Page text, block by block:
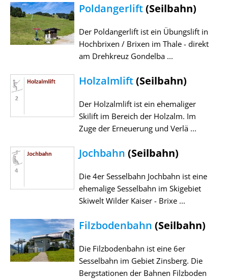
Poldangerlift(Seilbahn)
Der Poldangerlift ist ein Übungslift in
Hochbrixen / Brixen im Thale - direkt
am Drehkreuz Gondelba ...
Holzalmlift(Seilbahn)
Der Holzalmlift ist ein ehemaliger
Skilift im Bereich der Holzalm. Im
Zuge der Erneuerung und Verlä ...
Jochbahn (Seilbahn)
Die 4er Sesselbahn Jochbahn ist eine
ehemalige Sesselbahn im Skigebiet
Skiwelt Wilder Kaiser - Brixe ...
Filzbodenbahn (Seilbahn)
Die Filzbodenbahn ist eine 6er
Sesselbahn im Gebiet Zinsberg. Die
Bergstationen der Bahnen Filzboden